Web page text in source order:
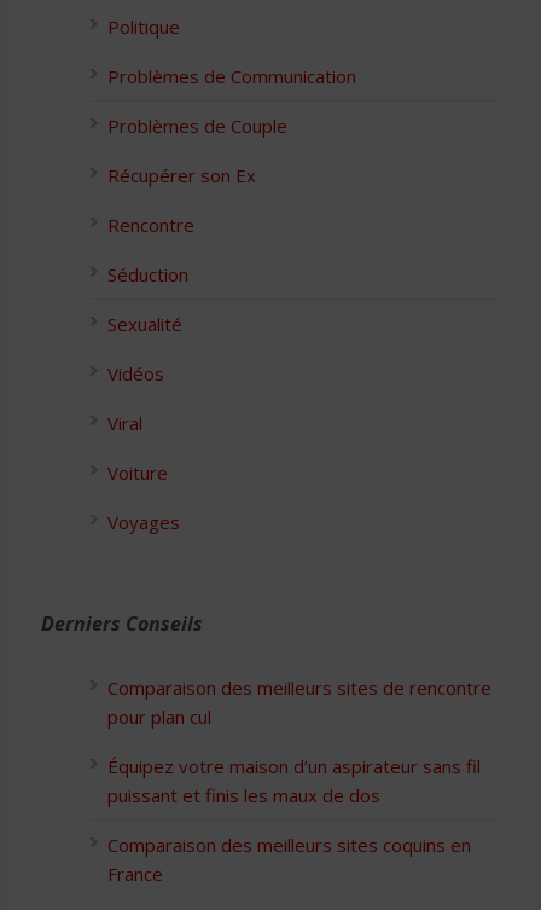
Politique
Problèmes de Communication
Problèmes de Couple
Récupérer son Ex
Rencontre
Séduction
Sexualité
Vidéos
Viral
Voiture
Voyages
Derniers Conseils
Comparaison des meilleurs sites de rencontre
pour plan cul
Équipez votre maison d’un aspirateur sans fil
puissant et finis les maux de dos
Comparaison des meilleurs sites coquins en
France